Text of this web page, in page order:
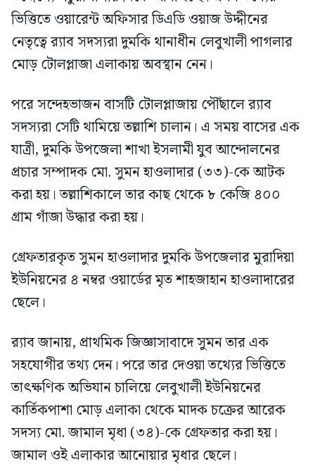
ভিত্তিতে ওয়ারেন্ট অফিসার ডিএডি ওয়াজ উদ্দীনের
নেতৃত্বে র‍্যাব সদস্যরা দুমকি থানাধীন লেবুখালী পাগলার
মোড় টোলপ্লাজা এলাকায় অবস্থান নেন।
পরে সন্দেহভাজন বাসটি টোলপ্লাজায় পৌঁছালে র‍্যাব
সদস্যরা সেটি থামিয়ে তল্লাশি চালান। এ সময় বাসের এক
যাত্রী, দুমকি উপজেলা শাখা ইসলামী যুব আন্দোলনের
প্রচার সম্পাদক মো. সুমন হাওলাদার (৩৩)-কে আটক
করা হয়। তল্লাশিকালে তার কাছ থেকে ৮ কেজি ৪০০
গ্রাম গাঁজা উদ্ধার করা হয়।
গ্রেফতারকৃত সুমন হাওলাদার দুমকি উপজেলার মুরাদিয়া
ইউনিয়নের ৪ নম্বর ওয়ার্ডের মৃত শাহজাহান হাওলাদারের
ছেলে।
র‍্যাব জানায়, প্রাথমিক জিজ্ঞাসাবাদে সুমন তার এক
সহযোগীর তথ্য দেন। পরে তার দেওয়া তথ্যের ভিত্তিতে
তাৎক্ষণিক অভিযান চালিয়ে লেবুখালী ইউনিয়নের
কার্তিকপাশা মোড় এলাকা থেকে মাদক চক্রের আরেক
সদস্য মো. জামাল মৃধা (৩৪)-কে গ্রেফতার করা হয়।
জামাল ওই এলাকার আনোয়ার মৃধার ছেলে।